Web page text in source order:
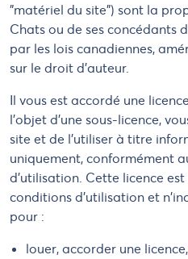
"matériel du site") sont la
Chats ou de ses concédants
par les lois canadiennes,
sur le droit d'auteur.
Il vous est accordé une
l'objet d'une sous-licence,
site et de l'utiliser à titre
uniquement, conformément
d'utilisation. Cette licence est
conditions d'utilisation et
pour :
louer, accorder une